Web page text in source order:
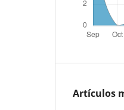
Artículos